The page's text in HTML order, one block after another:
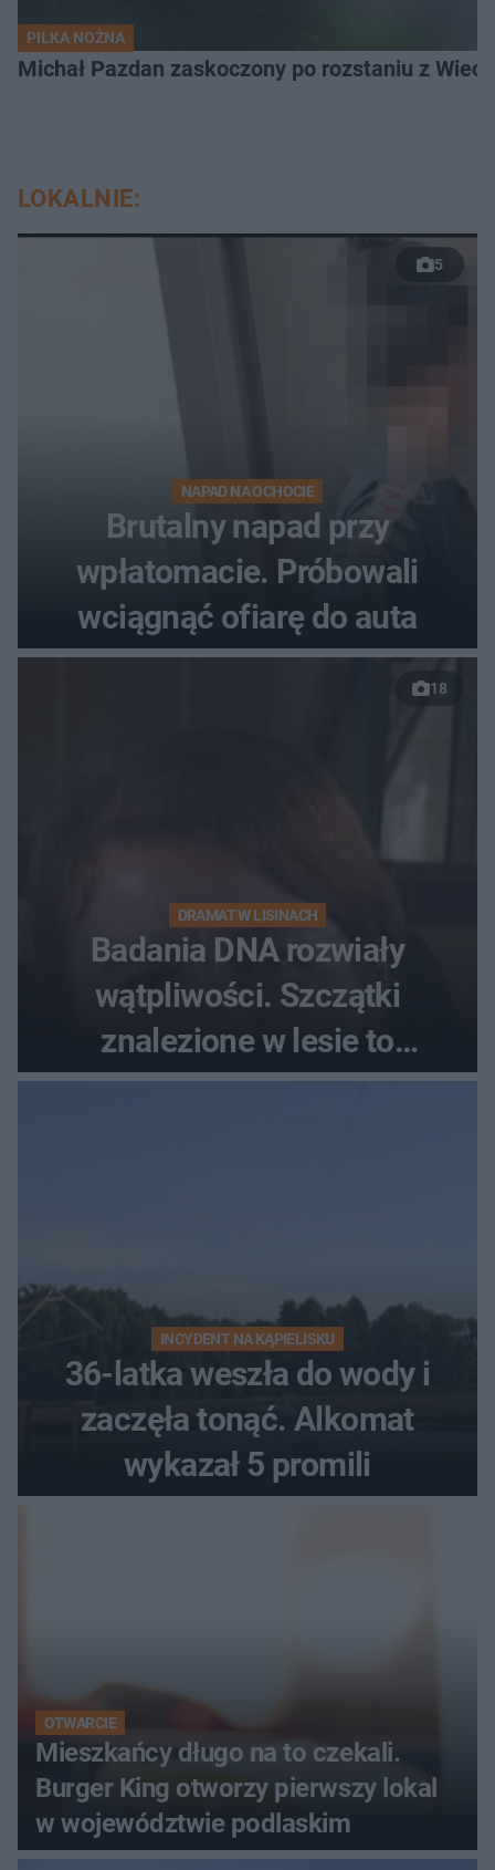
PIŁKA NOŻNA
Michał Pazdan zaskoczony po rozstaniu z
LOKALNIE:
5
NAPAD NA OCHOCIE
Brutalny napad przy
wpłatomacie. Próbowali
wciągnąć ofiarę do auta
18
DRAMAT W LISINACH
Badania DNA rozwiały
wątpliwości. Szczątki
znalezione w lesie to
zaginiona Jowita Zielińska
INCYDENT NA KĄPIELISKU
36-latka weszła do wody i
zaczęła tonąć. Alkomat
wykazał 5 promili
OTWARCIE
Mieszkańcy długo na to czekali.
Burger King otworzy pierwszy lokal
w województwie podlaskim